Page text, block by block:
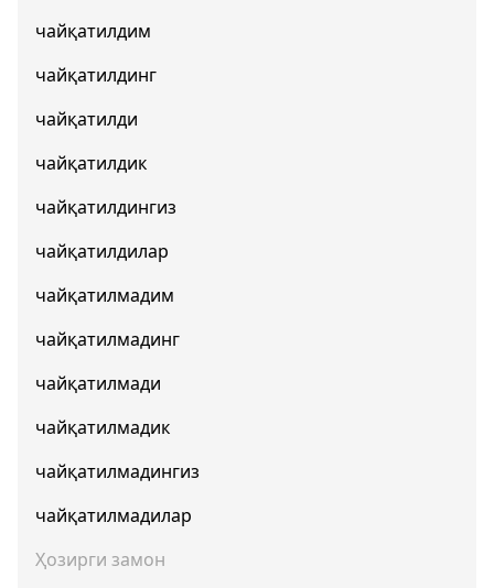
чайқатилдим
чайқатилдинг
чайқатилди
чайқатилдик
чайқатилдингиз
чайқатилдилар
чайқатилмадим
чайқатилмадинг
чайқатилмади
чайқатилмадик
чайқатилмадингиз
чайқатилмадилар
Ҳозирги замон